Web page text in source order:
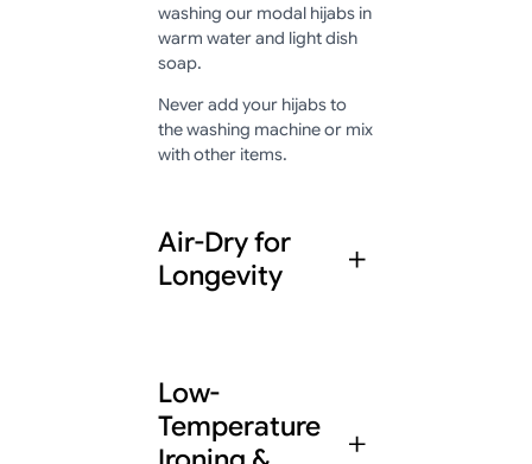
washing our modal hijabs in
warm water and light dish
soap.
Never add your hijabs to
the washing machine or mix
with other items.
Air-Dry for
Longevity
using only the safest,
most effective
ingredients, and we
Low-
Temperature